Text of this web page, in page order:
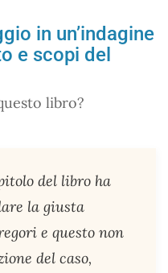
in un’indagine
e scopi del
libro?
del libro ha
la giusta
e questo non
del caso,